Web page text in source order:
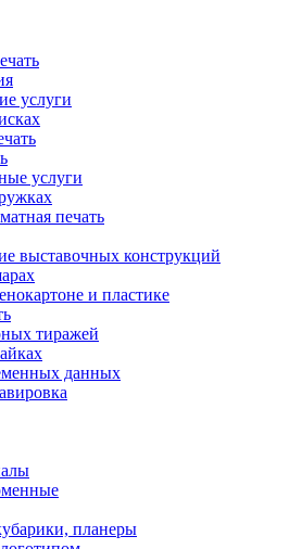
услуги
услуги
печать
выставочных конструкций
и пластике
тиражей
данных
планеры